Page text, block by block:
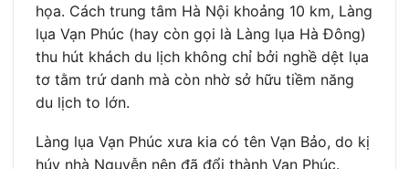
họa. Cách trung tâm Hà Nội khoảng 10 km, Làng
lụa Vạn Phúc (hay còn gọi là Làng lụa Hà Đông)
thu hút khách du lịch không chỉ bởi nghề dệt lụa
tơ tằm trứ danh mà còn nhờ sở hữu tiềm năng
du lịch to lớn.
Làng lụa Vạn Phúc xưa kia có tên Vạn Bảo, do kị
húy nhà Nguyễn nên đã đổi thành Vạn Phúc.